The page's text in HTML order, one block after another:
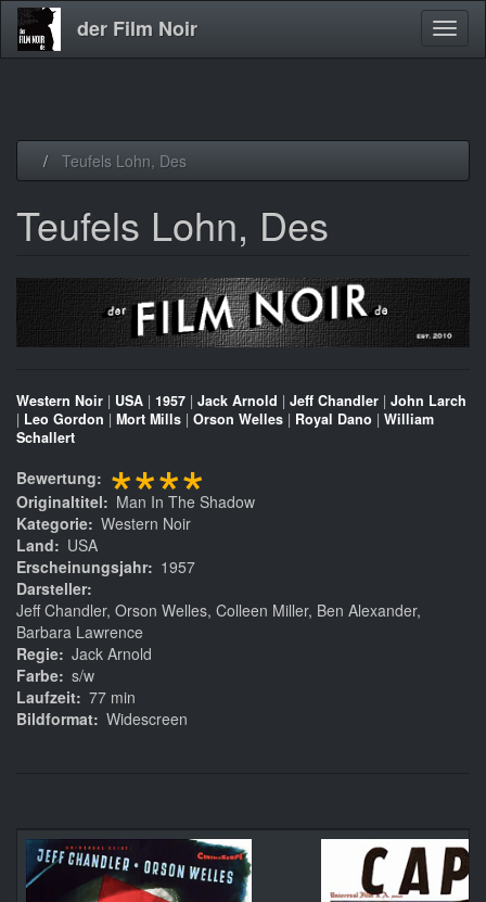
der Film Noir
Teufels Lohn, Des
Teufels Lohn, Des
Western Noir | USA | 1957 | Jack Arnold | Jeff Chandler | John Larch
| Leo Gordon | Mort Mills | Orson Welles | Royal Dano | William
Schallert
Bewertung ****
Originaltitel
Man In The Shadow
Kategorie Western Noir
Land
USA
Erscheinungsjahr
1957
Darsteller
Jeff Chandler, Orson Welles, Colleen Miller, Ben Alexander,
Barbara Lawrence
Regie Jack Arnold
Farbe s/w
Laufzeit 77 min
Bildformat Widescreen